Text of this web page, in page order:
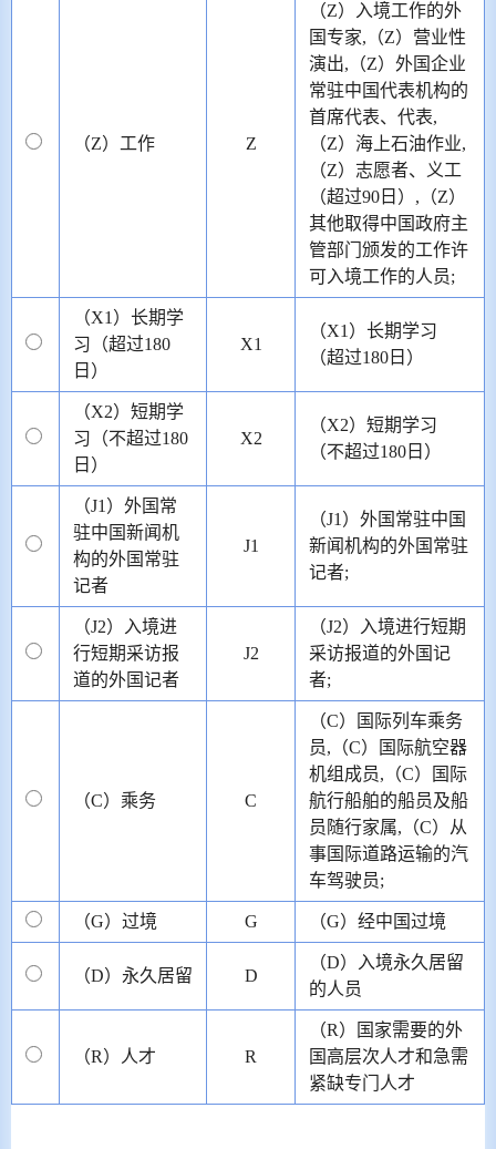
（Z）工作 Z
（Z）入境工作的外
国专家,（Z）营业性
演出,（Z）外国企业
常驻中国代表机构的
首席代表、代表,
（Z）海上石油作业,
（Z）志愿者、义工
（超过90日）,（Z）
其他取得中国政府主
管部门颁发的工作许
可入境工作的人员;
（X1）长期学
习（超过180
日）
X1
（X1）长期学习
（超过180日）
（X2）短期学
习（不超过180
日）
X2
（X2）短期学习
（不超过180日）
（J1）外国常
驻中国新闻机
构的外国常驻
记者
J1
（J1）外国常驻中国
新闻机构的外国常驻
记者;
（J2）入境进
行短期采访报
道的外国记者
J2
（J2）入境进行短期
采访报道的外国记
者;
（C）乘务 C
（C）国际列车乘务
员,（C）国际航空器
机组成员,（C）国际
航行船舶的船员及船
员随行家属,（C）从
事国际道路运输的汽
车驾驶员;
（G）过境 G （G）经中国过境
（D）永久居留 D
（D）入境永久居留
的人员
（R）人才 R
（R）国家需要的外
国高层次人才和急需
紧缺专门人才